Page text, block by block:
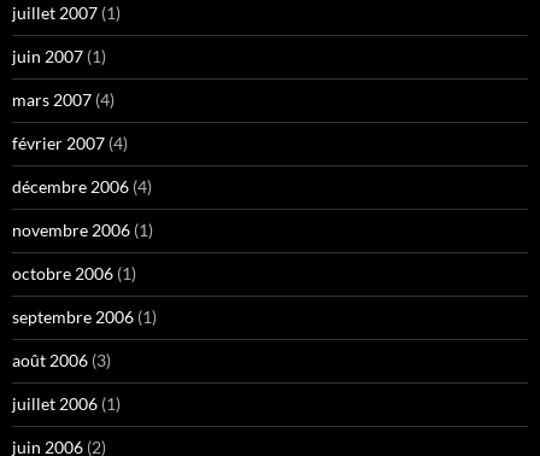
juillet 2007 (1)
juin 2007 (1)
mars 2007 (4)
février 2007 (4)
décembre 2006 (4)
novembre 2006 (1)
octobre 2006 (1)
septembre 2006 (1)
août 2006 (3)
juillet 2006 (1)
juin 2006 (2)